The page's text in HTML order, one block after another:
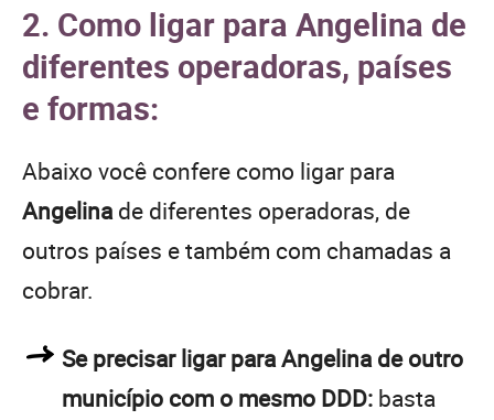
2. Como ligar para Angelina de
diferentes operadoras, países
e formas:
Abaixo você confere como ligar para
Angelina de diferentes operadoras, de
outros países e também com chamadas a
cobrar.
Se precisar ligar para Angelina de outro
município com o mesmo DDD: basta